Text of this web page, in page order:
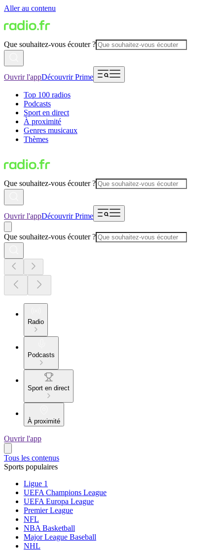
Aller au contenu
Que souhaitez-vous écouter ?
Ouvrir l'appDécouvrir Prime
Top 100 radios
Podcasts
Sport en direct
À proximité
Genres musicaux
Thèmes
Que souhaitez-vous écouter ?
Ouvrir l'appDécouvrir Prime
Que souhaitez-vous écouter ?
Radio
Podcasts
Sport en direct
À proximité
Ouvrir l'app
Tous les contenus
Sports populaires
Ligue 1
UEFA Champions League
UEFA Europa League
Premier League
NFL
NBA Basketball
Major League Baseball
NHL